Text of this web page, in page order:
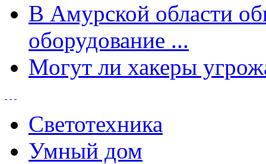
В Амурской области
оборудование ...
Могут ли хакеры
Светотехника
Умный дом